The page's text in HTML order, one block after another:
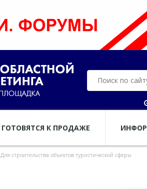
ГОТОВЯТСЯ К ПРОДАЖЕ
Для строительства объектов туристической сферы